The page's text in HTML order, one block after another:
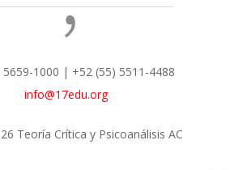
5659-1000 | +52 (55) 5511-4488
info@17edu.org
Teoría Crítica y Psicoanálisis AC